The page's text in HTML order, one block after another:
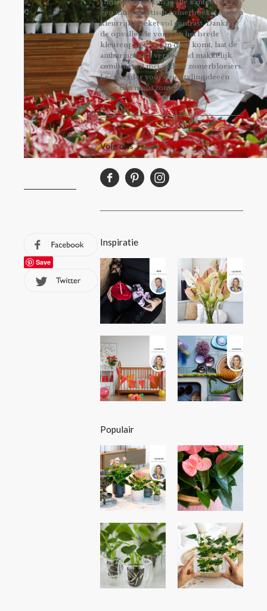
Save
snijanthurium kun je alle kanten op: van
een minimalistisch zomerboeket tot een
kleurrijk boeket vol contrast. Dankzij
de opvallende vorm en het brede
kleurenpalet waarin deze komt, laat de
anthurium zich verrassend makkelijk
combineren met andere zomerbloeiers.
Lees verder voor drie stylingideeën
voor een mooi zomerboeket!
Volg ons
Inspiratie
Populair